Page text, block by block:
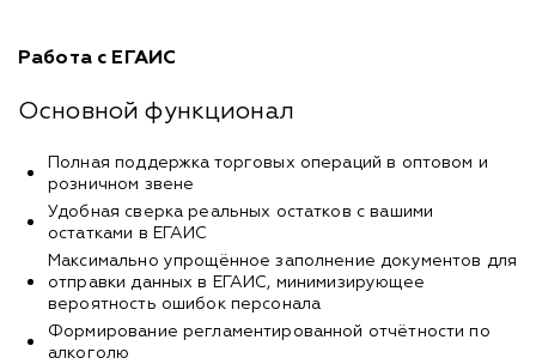
Работа с ЕГАИС
Основной функционал
Полная поддержка торговых операций в оптовом и
розничном звене
Удобная сверка реальных остатков с вашими
остатками в ЕГАИС
Максимально упрощённое заполнение документов для
отправки данных в ЕГАИС, минимизирующее
вероятность ошибок персонала
Формирование регламентированной отчётности по
алкоголю